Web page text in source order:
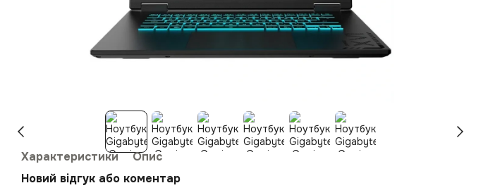
Характеристики
Опис
Новий відгук або коментар